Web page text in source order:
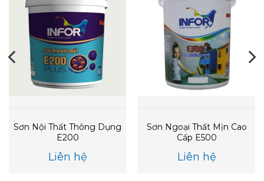
Sơn Nội Thất Thông Dụng
E200
Liên hệ
Sơn Ngoại Thất Mịn Cao
Cấp E500
Liên hệ